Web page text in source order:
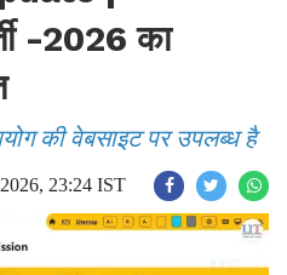
-2026 का
की वेबसाइट पर उपलब्ध है
23:24 IST